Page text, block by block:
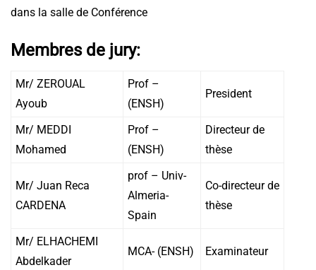
dans la salle de Conférence
Membres de jury:
Mr/ ZEROUAL
Ayoub
Prof –
(ENSH)
President
Mr/ MEDDI
Mohamed
Prof –
(ENSH)
Directeur de
thèse
Mr/ Juan Reca
CARDENA
prof – Univ-
Almeria-
Spain
Co-directeur de
thèse
Mr/ ELHACHEMI
Abdelkader
MCA- (ENSH) Examinateur